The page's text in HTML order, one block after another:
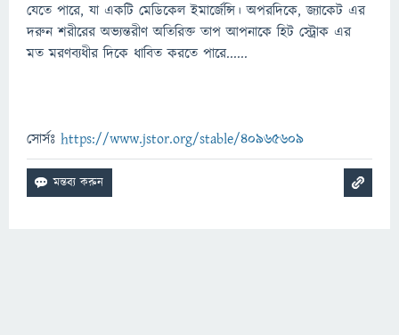
যেতে পারে, যা একটি মেডিকেল ইমার্জেন্সি। অপরদিকে, জ্যাকেট এর
দরুন শরীরের অভ্যন্তরীণ অতিরিক্ত তাপ আপনাকে হিট স্ট্রোক এর
মত মরণব্যধীর দিকে ধাবিত করতে পারে......
সোর্সঃ https://www.jstor.org/stable/40965609